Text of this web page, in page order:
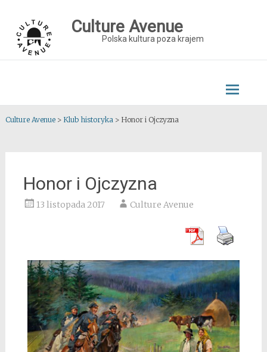
content
Culture Avenue
Polska kultura poza krajem
Culture Avenue> Klub historyka> Honor i Ojczyzna
Honor i Ojczyzna
13 listopada 2017 Culture Avenue